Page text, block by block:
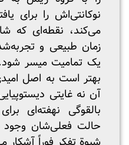
نوکانتی‌اش را برای
می‌کند، نقطه‌ای که
زمان طبیعی و
یک تمامیت میسر شود.
بهتر است به اصل
آن نه غایتی
بالقوگی نهفته‌ای
حالت فعلی‌شان وجود